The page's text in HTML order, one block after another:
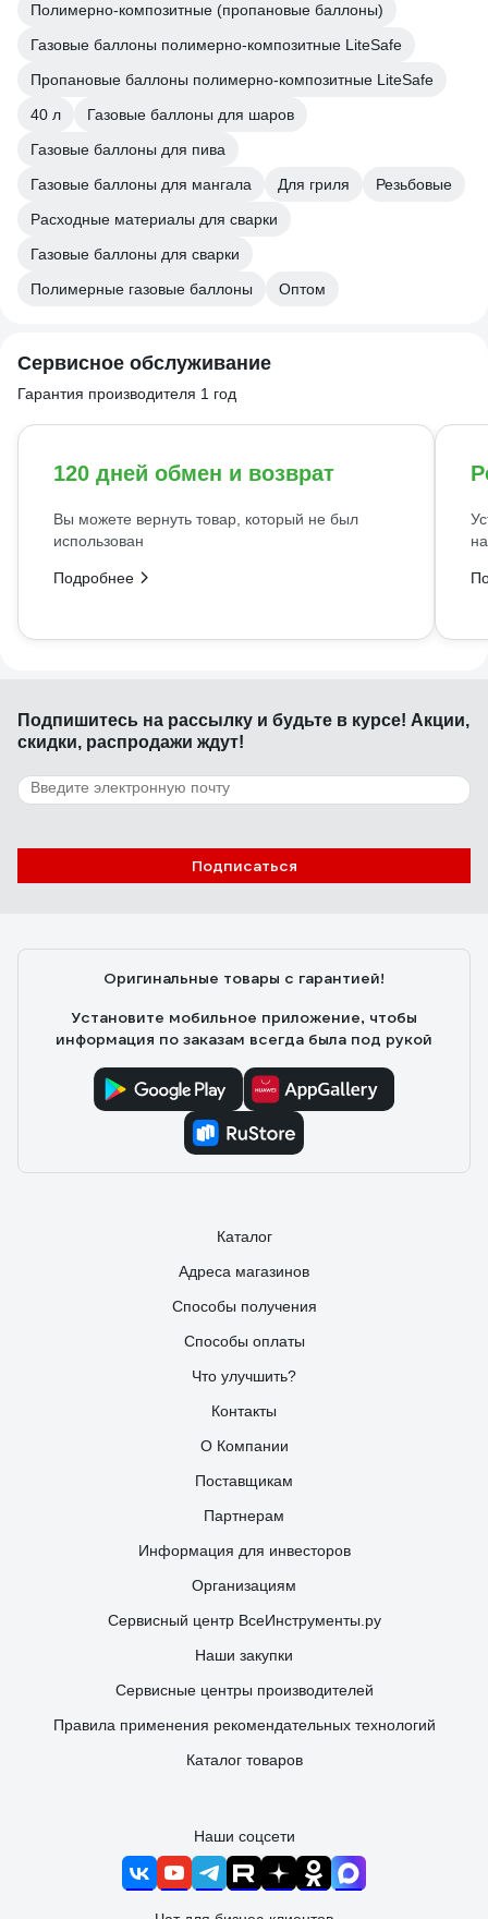
Полимерно-композитные (пропановые баллоны)
Газовые баллоны полимерно-композитные LiteSafe
Пропановые баллоны полимерно-композитные LiteSafe
40 л
Газовые баллоны для шаров
Газовые баллоны для пива
Газовые баллоны для мангала
Для гриля
Резьбовые
Расходные материалы для сварки
Газовые баллоны для сварки
Полимерные газовые баллоны
Оптом
Сервисное обслуживание
Гарантия производителя 1 год
120 дней обмен и возврат
Вы можете вернуть товар, который не был
использован
Подробнее
Подпишитесь на рассылку и будьте в курсе! Акции,
скидки, распродажи ждут!
Подписаться
Оригинальные товары с гарантией!
Установите мобильное приложение, чтобы
информация по заказам всегда была под рукой
Каталог
Адреса магазинов
Способы получения
Способы оплаты
Что улучшить?
Контакты
О Компании
Поставщикам
Партнерам
Информация для инвесторов
Организациям
Сервисный центр ВсеИнструменты.ру
Наши закупки
Сервисные центры производителей
Правила применения рекомендательных технологий
Каталог товаров
Наши соцсети